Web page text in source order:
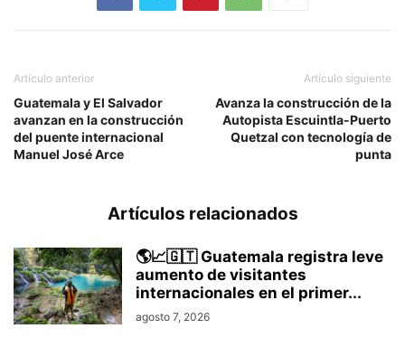
Artículo anterior
Guatemala y El Salvador
avanzan en la construcción
del puente internacional
Manuel José Arce
Artículo siguiente
Avanza la construcción de la
Autopista Escuintla-Puerto
Quetzal con tecnología de
punta
Artículos relacionados
🌎📈🇬🇹 Guatemala registra leve
aumento de visitantes
internacionales en el primer...
agosto 7, 2026